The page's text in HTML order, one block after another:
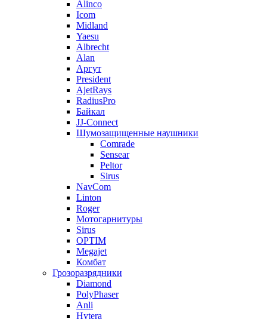
Alinco
Icom
Midland
Yaesu
Albrecht
Alan
Аргут
President
AjetRays
RadiusPro
Байкал
JJ-Connect
Шумозащищенные наушники
Comrade
Sensear
Peltor
Sirus
NavCom
Linton
Roger
Мотогарнитуры
Sirus
OPTIM
Megajet
Комбат
Грозоразрядники
Diamond
PolyPhaser
Anli
Hytera